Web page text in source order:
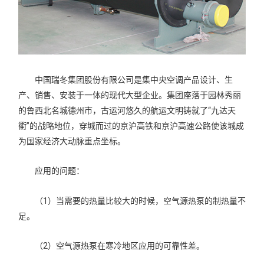
中国瑞冬集团股份有限公司是集中央空调产品设计、生
产、销售、安装于一体的现代大型企业。集团座落于园林秀丽
的鲁西北名城德州市，古运河悠久的航运文明铸就了“九达天
衢”的战略地位，穿城而过的京沪高铁和京沪高速公路使该城成
为国家经济大动脉重点坐标。
应用的问题：
（1）当需要的热量比较大的时候，空气源热泵的制热量不
足。
（2）空气源热泵在寒冷地区应用的可靠性差。